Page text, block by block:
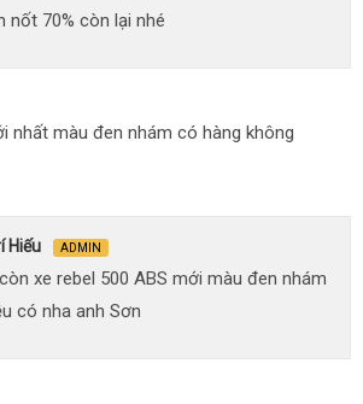
nốt 70% còn lại nhé
nhất màu đen nhám có hàng không
Hiếu ADMIN
xe rebel 500 ABS mới màu đen nhám
có nha anh Sơn